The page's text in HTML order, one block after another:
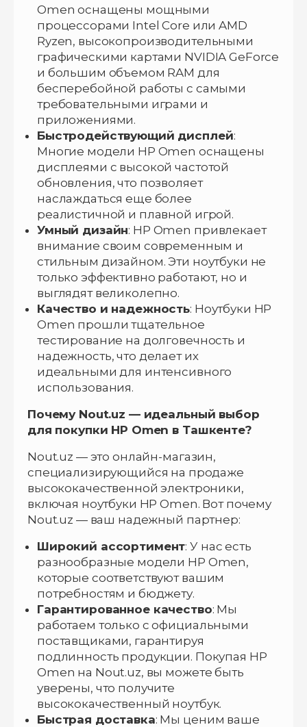
Omen оснащены мощными
процессорами Intel Core или AMD
Ryzen, высокопроизводительными
графическими картами NVIDIA GeForce
и большим объемом RAM для
бесперебойной работы с самыми
требовательными играми и
приложениями.
Быстродействующий дисплей:
Многие модели HP Omen оснащены
дисплеями с высокой частотой
обновления, что позволяет
наслаждаться еще более
реалистичной и плавной игрой.
Умный дизайн: HP Omen привлекает
внимание своим современным и
стильным дизайном. Эти ноутбуки не
только эффективно работают, но и
выглядят великолепно.
Качество и надежность: Ноутбуки HP
Omen прошли тщательное
тестирование на долговечность и
надежность, что делает их
идеальными для интенсивного
использования.
Почему Nout.uz — идеальный выбор
для покупки HP Omen в Ташкенте?
Nout.uz — это онлайн-магазин,
специализирующийся на продаже
высококачественной электроники,
включая ноутбуки HP Omen. Вот почему
Nout.uz — ваш надежный партнер:
Широкий ассортимент: У нас есть
разнообразные модели HP Omen,
которые соответствуют вашим
потребностям и бюджету.
Гарантированное качество: Мы
работаем только с официальными
поставщиками, гарантируя
подлинность продукции. Покупая HP
Omen на Nout.uz, вы можете быть
уверены, что получите
высококачественный ноутбук.
Быстрая доставка: Мы ценим ваше